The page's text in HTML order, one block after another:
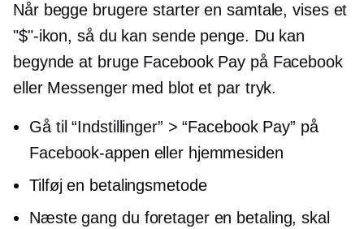
Når begge brugere starter en samtale, vises et
"$"-ikon, så du kan sende penge. Du kan
begynde at bruge Facebook Pay på Facebook
eller Messenger med blot et par tryk.
Gå til “Indstillinger” > “Facebook Pay” på
Facebook-appen eller hjemmesiden
Tilføj en betalingsmetode
Næste gang du foretager en betaling, skal